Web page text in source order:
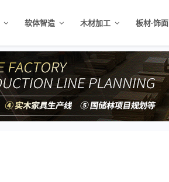
软体智造 木材加工 板材·饰面